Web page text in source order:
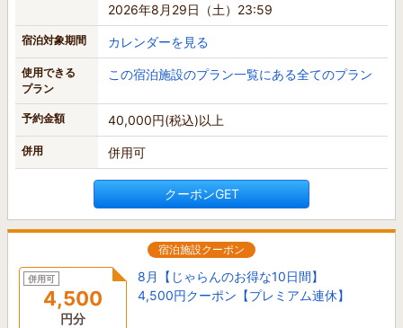
2026年8月29日（土）23:59
宿泊対象期間 カレンダーを見る
使用できる
プラン
この宿泊施設のプラン一覧にある全てのプラン
予約金額 40,000円(税込)以上
併用 併用可
クーポンGET
宿泊施設クーポン
併用可
4,500
円分
8月【じゃらんのお得な10日間】
4,500円クーポン【プレミアム連休】